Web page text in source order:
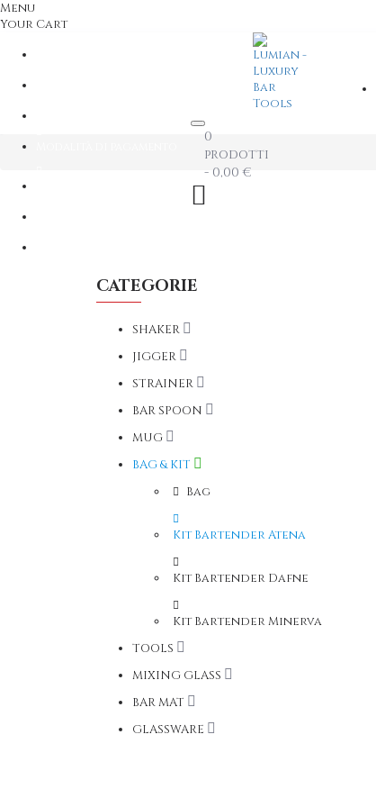
Menu
Your Cart
0
prodotti
- 0,00 €
CATEGORIE
SHAKER
JIGGER
STRAINER
BAR SPOON
MUG
BAG & KIT
Bag
Kit Bartender Atena
Kit Bartender Dafne
Kit Bartender Minerva
TOOLS
MIXING GLASS
BAR MAT
GLASSWARE